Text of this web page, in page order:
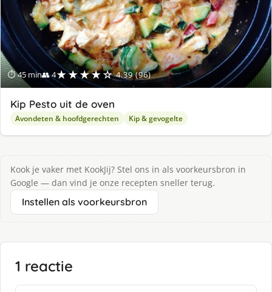
⏱ 45 min👥 4★★★★☆ 4.39 (96)
Kip Pesto uit de oven
Avondeten & hoofdgerechten Kip & gevogelte
Kook je vaker met KookJij? Stel ons in als voorkeursbron in
Google — dan vind je onze recepten sneller terug.
Instellen als voorkeursbron
1 reactie